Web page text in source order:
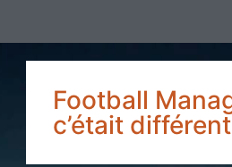
Football
c’était